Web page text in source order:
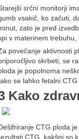
srčni monitorji
vsakič, ko začuti,
zato je pred
v materinem
povečanje aktivnosti
skrbeti, se
je popolnoma
se lahko fetalni
Kako
CTG ploda
CTG, kakšni so